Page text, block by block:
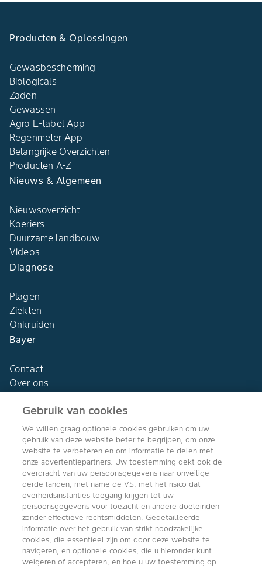
Producten & Oplossingen
Gewasbescherming
Biologicals
Zaden
Gewassen
Agro E-label App
Regenmeter App
Belangrijke Overzichten
Producten A-Z
Nieuws & Algemeen
Nieuwsoverzicht
Koeriers
Duurzame landbouw
Videos
Diagnose
Plagen
Ziekten
Onkruiden
Bayer
Contact
Over ons
Agro Bayer
Nederland
Volg ons
Gebruik van cookies
We willen graag optionele cookies gebruiken om uw
gebruik van deze website beter te begrijpen, om onze
website te verbeteren en om informatie te delen met
onze advertentiepartners. Uw toestemming dekt ook de
overdracht van uw persoonsgegevens naar onveilige
derde landen, met name de VS, met het risico dat
overheidsinstanties toegang krijgen tot uw
persoonsgegevens voor toezicht en andere doeleinden
zonder effectieve rechtsmiddelen. Gedetailleerde
informatie over het gebruik van strikt noodzakelijke
cookies, die essentieel zijn om door deze website te
navigeren, en optionele cookies, die u hieronder kunt
weigeren of accepteren, en hoe u uw toestemming op